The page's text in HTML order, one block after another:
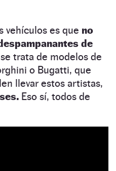
vehículos es que no
de
trata de modelos de
o Bugatti, que
llevar estos artistas,
Eso sí, todos de